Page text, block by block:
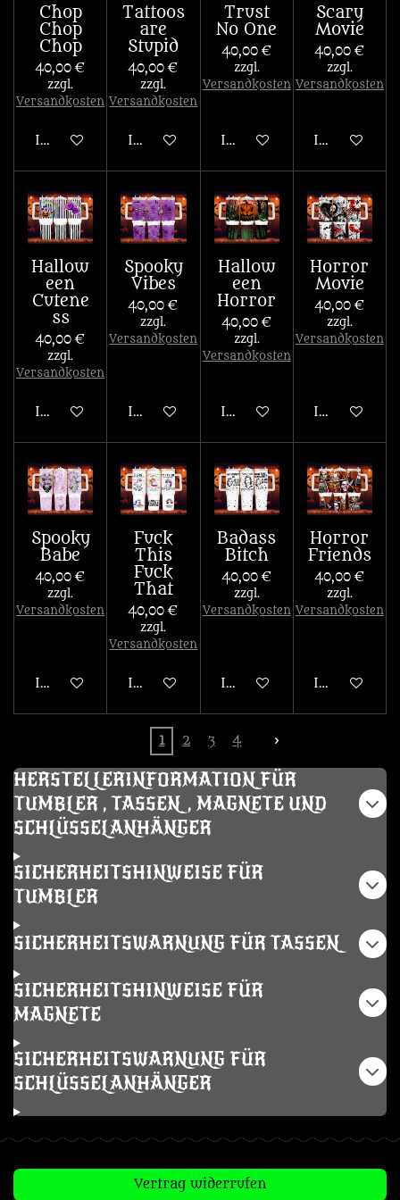
Chop
Chop
Chop
40,00 €
zzgl.
Versandkosten
In den Warenkorb
Tattoos
are
Stupid
40,00 €
zzgl.
Versandkosten
In den Warenkorb
Trust
No One
40,00 €
zzgl.
Versandkosten
In den Warenkorb
Scary
Movie
40,00 €
zzgl.
Versandkosten
In den
Hallow
een
Cutene
ss
40,00 €
zzgl.
Versandkosten
In den Warenkorb
Spooky
Vibes
40,00 €
zzgl.
Versandkosten
In den Warenkorb
Hallow
een
Horror
40,00 €
zzgl.
Versandkosten
In den Warenkorb
Horror
Movie
40,00 €
zzgl.
Versandkosten
In den
Spooky
Babe
40,00 €
zzgl.
Versandkosten
In den Warenkorb
Fuck
This
Fuck
That
40,00 €
zzgl.
Versandkosten
In den Warenkorb
Badass
Bitch
40,00 €
zzgl.
Versandkosten
In den Warenkorb
Horror
Friends
40,00 €
zzgl.
Versandkosten
In den
1 2 3 4
HERSTELLERINFORMATION FÜR
TUMBLER , TASSEN, MAGNETE UND
SCHLÜSSELANHÄNGER
SICHERHEITSHINWEISE FÜR
TUMBLER
SICHERHEITSWARNUNG FÜR TASSEN
SICHERHEITSHINWEISE FÜR
MAGNETE
SICHERHEITSWARNUNG FÜR
SCHLÜSSELANHÄNGER
Vertrag widerrufen